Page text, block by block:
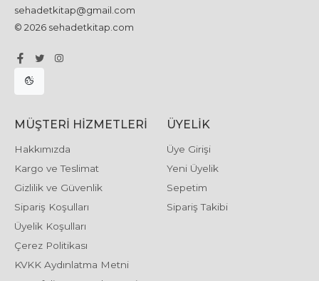
sehadetkitap@gmail.com
© 2026 sehadetkitap.com
MÜŞTERI HIZMETLERI
Hakkımızda
Kargo ve Teslimat
Gizlilik ve Güvenlik
Sipariş Koşulları
Üyelik Koşulları
Çerez Politikası
KVKK Aydınlatma Metni
ÜYELIK
Üye Girişi
Yeni Üyelik
Sepetim
Sipariş Takibi